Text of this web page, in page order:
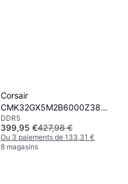
Corsair
CMK32GX5M2B6000Z38
RAM Vengeance 32GB
2x16GB DDR5 6000MHz
CL38
DDR5
399,95 €427,98 €
Ou 3 paiements de 133,31 €
8 magasins